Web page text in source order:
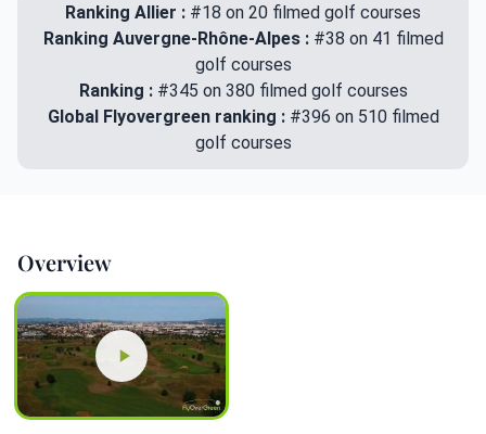
Ranking Allier : #18 on 20 filmed golf courses
Ranking Auvergne-Rhône-Alpes : #38 on 41 filmed
golf courses
Ranking : #345 on 380 filmed golf courses
Global Flyovergreen ranking : #396 on 510 filmed
golf courses
Overview